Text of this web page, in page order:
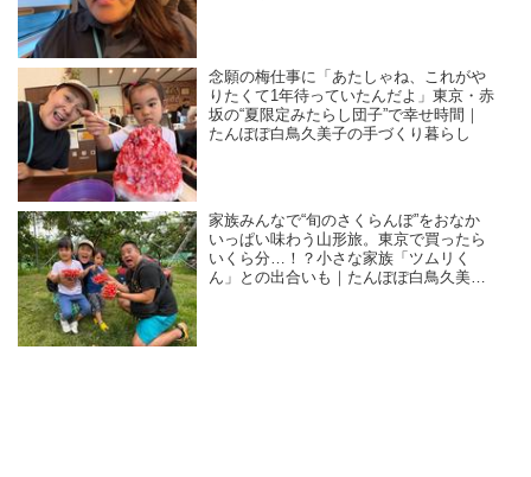
念願の梅仕事に「あたしゃね、これがや
りたくて1年待っていたんだよ」東京・赤
坂の“夏限定みたらし団子”で幸せ時間｜
たんぽぽ白鳥久美子の手づくり暮らし
家族みんなで“旬のさくらんぼ”をおなか
いっぱい味わう山形旅。東京で買ったら
いくら分…！？小さな家族「ツムリく
ん」との出合いも｜たんぽぽ白鳥久美子